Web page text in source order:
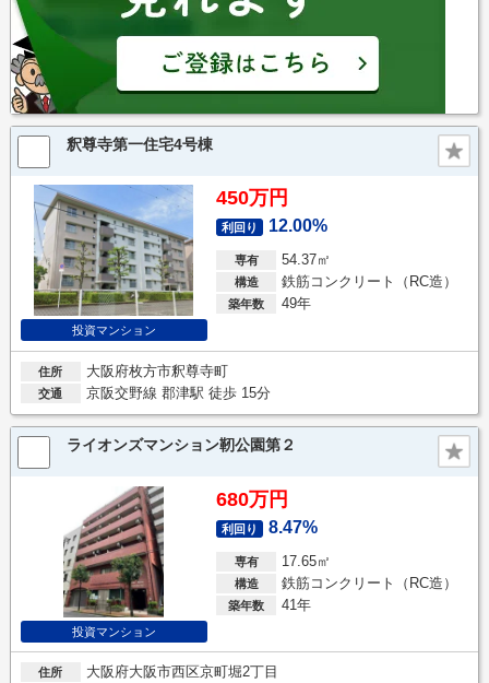
釈尊寺第一住宅4号棟
投資マンション
450万円
利回り 12.00%
専有 54.37㎡
構造 鉄筋コンクリート（RC造）
築年数 49年
住所 大阪府枚方市釈尊寺町
交通 京阪交野線 郡津駅 徒歩 15分
ライオンズマンション靭公園第２
投資マンション
680万円
利回り 8.47%
専有 17.65㎡
構造 鉄筋コンクリート（RC造）
築年数 41年
住所 大阪府大阪市西区京町堀2丁目